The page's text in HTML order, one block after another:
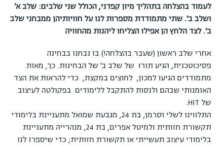
לעמוד בהצלחה בתהליך מיון קפדני, הכולל שני שלבים: שלב א'
ושלב ב'. שתי מתמודדת מספרות לנו על חוויותיהן ממבחני שלב
ב'. לצד הלחץ הן אפילו הצליחו ליהנות מהחוויה
אחרי שלב ראשון (שעבר בהצלחה!) בו נבחנו בבחינה
פסיכוטכנית, הגיע תורו של שלב ב' של הבחינות. כך, מאות
מתמודדים הגיעו למכון, לחוצים במקצת, כדי להראות את הצד
האומנותי שבהם ולנסות להתקבל ללימודים בפקולטה לעיצוב
של HIT.
התלווינו לשלי וסרמן, בת 24, מגבעת שמואל מתעניינת בלימודי
תקשורת חזותית ולמיטל אפרים, בת 24, מנהרייה מתעניינת
בלימודי עיצוב תעשייתי או תקשורת חזותית; כדי שיספרו לנו